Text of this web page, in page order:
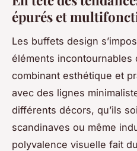
épurés et
Les buffets design
éléments incontournables
combinant esthétique et
avec des lignes
différents décors, qu’ils
scandinaves ou même
polyvalence visuelle fait